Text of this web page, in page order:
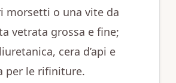
morsetti o una vite da
vetrata grossa e fine;
cera d’api e
per le rifiniture.